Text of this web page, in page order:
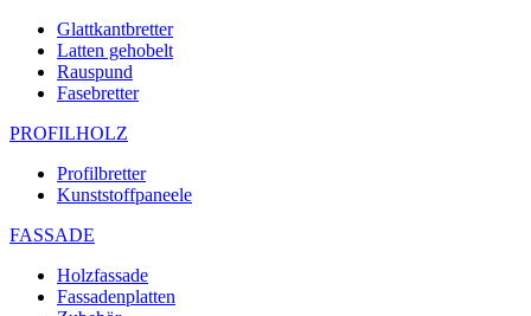
Glattkantbretter
Latten gehobelt
Rauspund
Fasebretter
PROFILHOLZ
Profilbretter
Kunststoffpaneele
FASSADE
Holzfassade
Fassadenplatten